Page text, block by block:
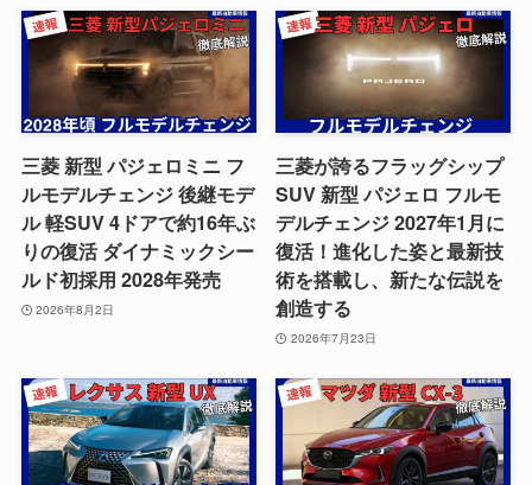
三菱 新型 パジェロミニ フ
ルモデルチェンジ 後継モデ
ル 軽SUV 4ドアで約16年ぶ
りの復活 ダイナミックシー
ルド初採用 2028年発売
2026年8月2日
三菱が誇るフラッグシップ
SUV 新型 パジェロ フルモ
デルチェンジ 2027年1月に
復活！進化した姿と最新技
術を搭載し、新たな伝説を
創造する
2026年7月23日